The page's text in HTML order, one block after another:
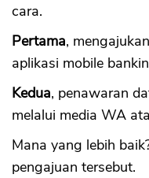
cara.
Pertama,
aplikasi mobile
Kedua, penawaran
melalui media WA
Mana yang lebih
pengajuan tersebut.